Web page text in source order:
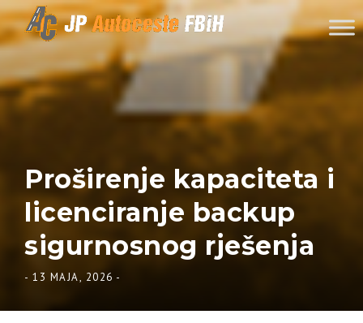
Skip to content
Proširenje kapaciteta i
licenciranje backup
sigurnosnog rješenja
- 13 MAJA, 2026 -